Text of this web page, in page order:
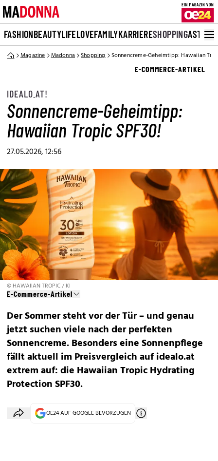
FASHIONBEAUTYLIFELOVEFAMILYKARRIERESHOPPINGASTRO
Magazine Madonna Shopping Sonnencreme-Geheimtipp: Hawaiian
E-COMMERCE-ARTIKEL
IDEALO.AT!
Sonnencreme-Geheimtipp:
Hawaiian Tropic SPF30!
27.05.2026, 12:56
© HAWAIIAN TROPIC / KI
E-Commerce-Artikel
Der Sommer steht vor der Tür – und genau
jetzt suchen viele nach der perfekten
Sonnencreme. Besonders eine Sonnenpflege
fällt aktuell im Preisvergleich auf idealo.at
extrem auf: die Hawaiian Tropic Hydrating
Protection SPF30.
OE24 AUF GOOGLE BEVORZUGEN